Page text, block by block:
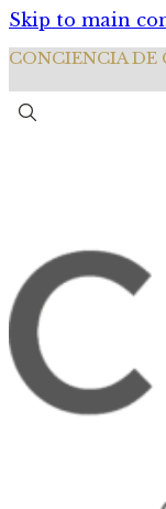
Skip to main
CONCIENCIA DE